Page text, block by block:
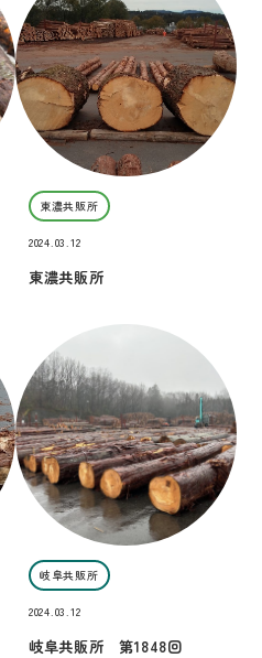
東濃共販所
2024.03.12
東濃共販所
岐阜共販所
2024.03.12
岐阜共販所 第1848回